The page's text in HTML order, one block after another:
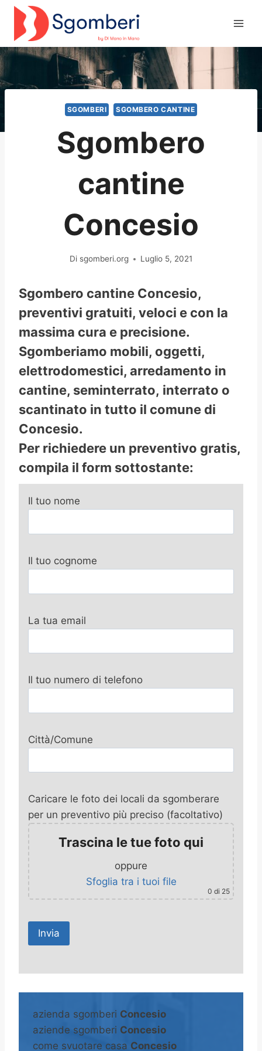
Salta
contenuto
SGOMBERI SGOMBERO CANTINE
Sgombero
cantine
Concesio
Di sgomberi.org Luglio 5, 2021
Sgombero cantine Concesio,
preventivi gratuiti, veloci e con la
massima cura e precisione.
Sgomberiamo mobili, oggetti,
elettrodomestici, arredamento in
cantine, seminterrato, interrato o
scantinato in tutto il comune di
Concesio.
Per richiedere un preventivo gratis,
compila il form sottostante:
Il tuo nome
Il tuo cognome
La tua email
Il tuo numero di telefono
Città/Comune
Caricare le foto dei locali da sgomberare
per un preventivo più preciso (facoltativo)
Trascina le tue foto qui
oppure
Sfoglia tra i tuoi file
0 di 25
A
eazienda sgomberi Concesio
aziende sgomberi Concesio
come svuotare casa Concesio